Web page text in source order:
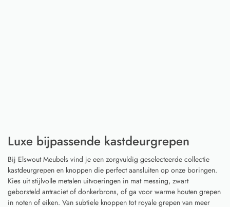
Luxe bijpassende kastdeurgrepen
Bij Elswout Meubels vind je een zorgvuldig geselecteerde collectie
kastdeurgrepen en knoppen die perfect aansluiten op onze boringen.
Kies uit stijlvolle metalen uitvoeringen in mat messing, zwart
geborsteld antraciet of donkerbrons, of ga voor warme houten grepen
in noten of eiken. Van subtiele knoppen tot royale grepen van meer